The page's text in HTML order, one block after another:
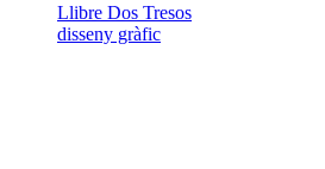
Llibre Dos Tresos
disseny gràfic